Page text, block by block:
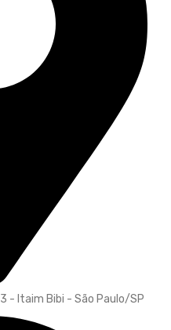
- Itaim Bibi - São Paulo/SP